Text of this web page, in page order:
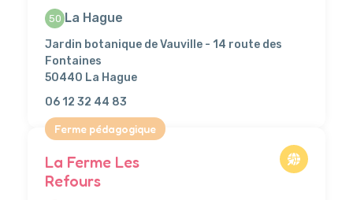
50 La Hague
Jardin botanique de Vauville - 14 route des
Fontaines
50440 La Hague
06 12 32 44 83
Ferme pédagogique
La Ferme Les
Refours